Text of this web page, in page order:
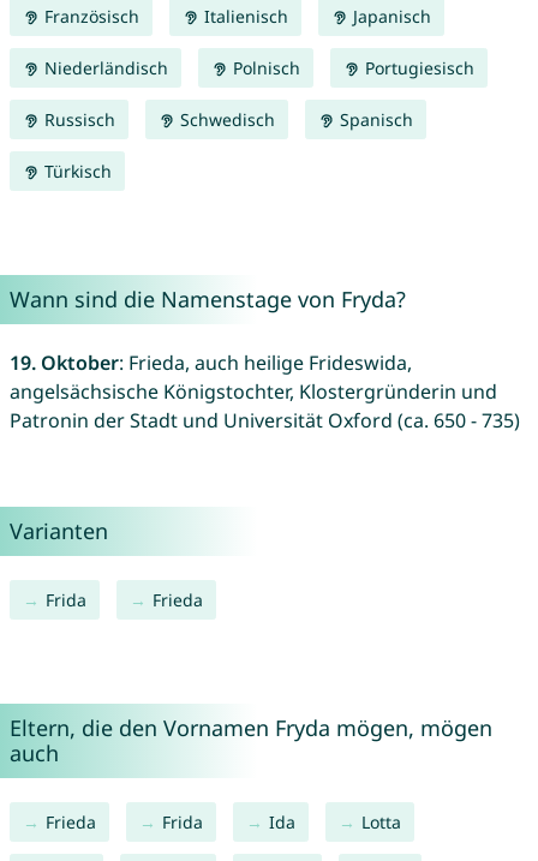
Französisch Italienisch Japanisch
Niederländisch Polnisch Portugiesisch
Russisch Schwedisch Spanisch
Türkisch
Wann sind die Namenstage von Fryda?
19. Oktober: Frieda, auch heilige Frideswida,
angelsächsische Königstochter, Klostergründerin und
Patronin der Stadt und Universität Oxford (ca. 650 - 735)
Varianten
Frida Frieda
Eltern, die den Vornamen Fryda mögen, mögen
auch
Frieda Frida Ida Lotta